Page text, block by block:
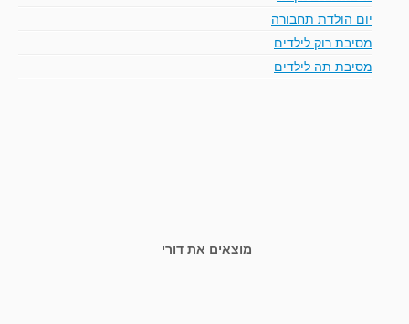
יום הולדת תחבורה
מסיבת רוק לילדים
מסיבת תה לילדים
מוצאים את דורי